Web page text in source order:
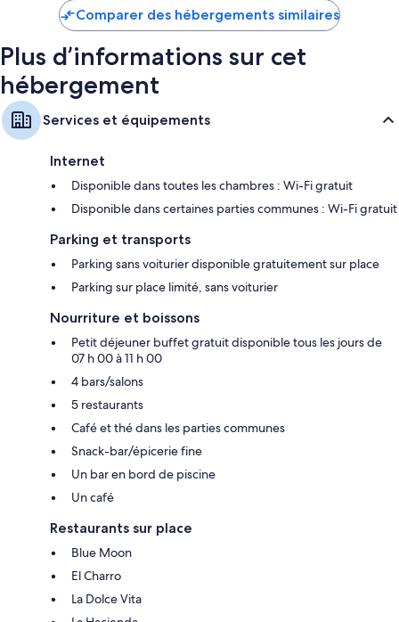
de
Comparer des hébergements similaires
Plus d’informations sur cet
hébergement
Services et équipements
Internet
Disponible dans toutes les chambres : Wi-Fi gratuit
Disponible dans certaines parties communes : Wi-Fi gratuit
Parking et transports
Parking sans voiturier disponible gratuitement sur place
Parking sur place limité, sans voiturier
Nourriture et boissons
Petit déjeuner buffet gratuit disponible tous les jours de
07 h 00 à 11 h 00
4 bars/salons
5 restaurants
Café et thé dans les parties communes
Snack-bar/épicerie fine
Un bar en bord de piscine
Un café
Restaurants sur place
Blue Moon
El Charro
La Dolce Vita